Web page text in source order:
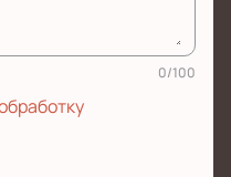
0/100